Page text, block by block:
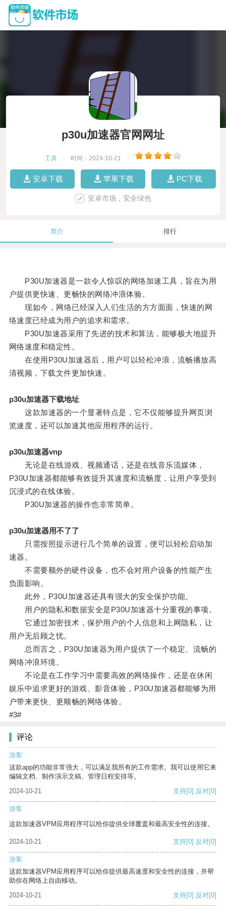
p30u加速器官网网址
工具 时间：2024-10-21
安卓下载 苹果下载 PC下载
安卓市场，安全绿色
简介 排行
P30U加速器是一款令人惊叹的网络加速工具，旨在为用
户提供更快速、更畅快的网络冲浪体验。
现如今，网络已经深入人们生活的方方面面，快速的网
络速度已经成为用户的追求和需求。
P30U加速器采用了先进的技术和算法，能够极大地提升
网络速度和稳定性。
在使用P30U加速器后，用户可以轻松冲浪，流畅播放高
清视频，下载文件更加快速。
p30u加速器下载地址
这款加速器的一个显著特点是，它不仅能够提升网页浏
览速度，还可以加速其他应用程序的运行。
p30u加速器vnp
无论是在线游戏、视频通话，还是在线音乐流媒体，
P30U加速器都能够有效提升其速度和流畅度，让用户享受到
沉浸式的在线体验。
P30U加速器的操作也非常简单。
p30u加速器用不了了
只需按照提示进行几个简单的设置，便可以轻松启动加
速器。
不需要额外的硬件设备，也不会对用户设备的性能产生
负面影响。
此外，P30U加速器还具有强大的安全保护功能。
用户的隐私和数据安全是P30U加速器十分重视的事项。
它通过加密技术，保护用户的个人信息和上网隐私，让
用户无后顾之忧。
总而言之，P30U加速器为用户提供了一个稳定、流畅的
网络冲浪环境。
不论是在工作学习中需要高效的网络操作，还是在休闲
娱乐中追求更好的游戏、影音体验，P30U加速器都能够为用
户带来更快、更顺畅的网络体验。
#3#
评论
游客
这款app的功能非常强大，可以满足我所有的工作需求。我可以使用它来
编辑文档、制作演示文稿、管理日程安排等。
2024-10-21
支持[0] 反对[0]
游客
这款加速器VPM应用程序可以给你提供全球覆盖和最高安全性的连接。
2024-10-21 支持[0] 反对[0]
游客
这款加速器VPM应用程序可以给你提供最高速度和安全性的连接，并帮
助你在网络上自由移动。
2024-10-21
支持[0] 反对[0]